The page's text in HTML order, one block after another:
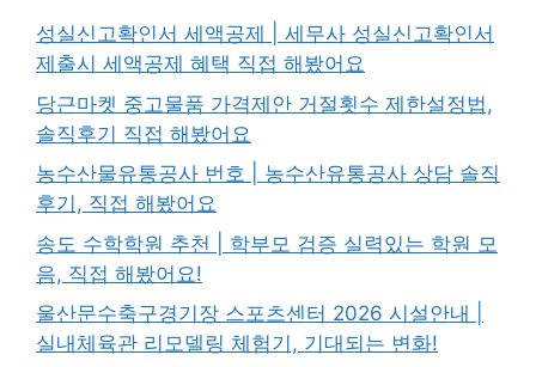
성실신고확인서 세액공제 | 세무사 성실신고확인서
제출시 세액공제 혜택 직접 해봤어요
당근마켓 중고물품 가격제안 거절횟수 제한설정법,
솔직후기 직접 해봤어요
농수산물유통공사 번호 | 농수산유통공사 상담 솔직
후기, 직접 해봤어요
송도 수학학원 추천 | 학부모 검증 실력있는 학원 모
음, 직접 해봤어요!
울산문수축구경기장 스포츠센터 2026 시설안내 |
실내체육관 리모델링 체험기, 기대되는 변화!